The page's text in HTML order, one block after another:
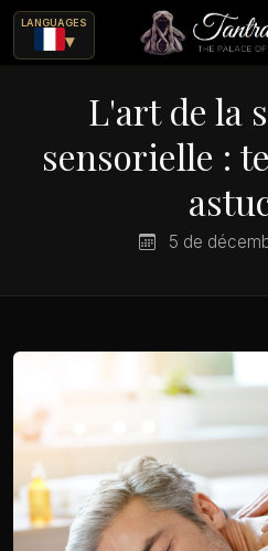
LANGUAGES
▾
eróticos?
L'art de la
sensorielle :
5 de